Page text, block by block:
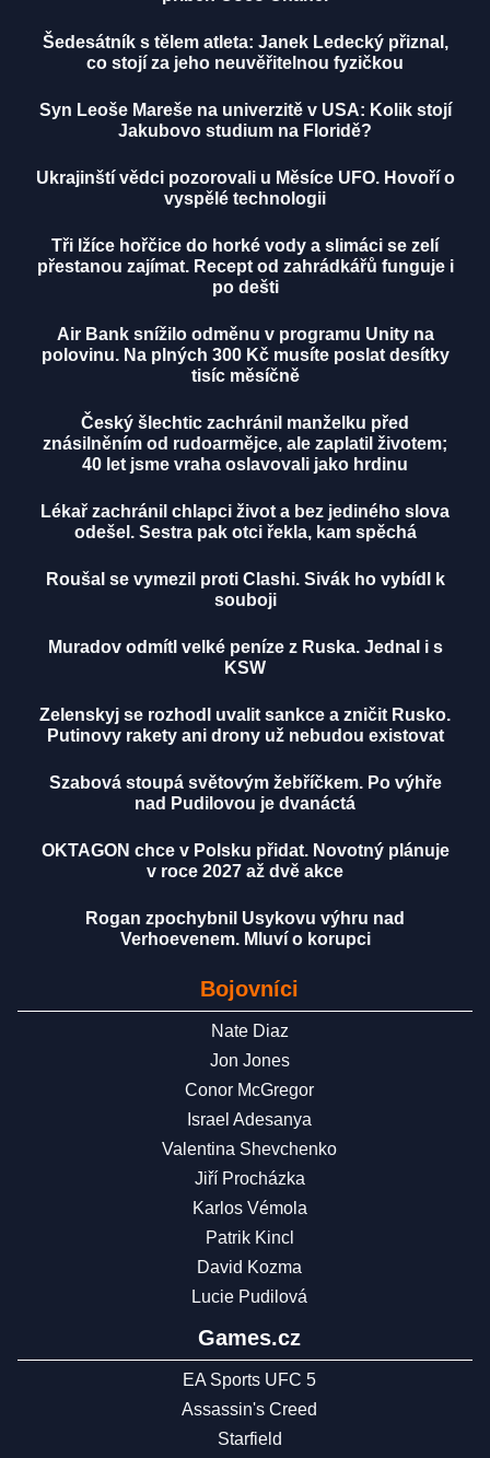
Šedesátník s tělem atleta: Janek Ledecký přiznal,
co stojí za jeho neuvěřitelnou fyzičkou
Syn Leoše Mareše na univerzitě v USA: Kolik stojí
Jakubovo studium na Floridě?
Ukrajinští vědci pozorovali u Měsíce UFO. Hovoří o
vyspělé technologii
Tři lžíce hořčice do horké vody a slimáci se zelí
přestanou zajímat. Recept od zahrádkářů funguje i
po dešti
Air Bank snížilo odměnu v programu Unity na
polovinu. Na plných 300 Kč musíte poslat desítky
tisíc měsíčně
Český šlechtic zachránil manželku před
znásilněním od rudoarmějce, ale zaplatil životem;
40 let jsme vraha oslavovali jako hrdinu
Lékař zachránil chlapci život a bez jediného slova
odešel. Sestra pak otci řekla, kam spěchá
Roušal se vymezil proti Clashi. Sivák ho vybídl k
souboji
Muradov odmítl velké peníze z Ruska. Jednal i s
KSW
Zelenskyj se rozhodl uvalit sankce a zničit Rusko.
Putinovy rakety ani drony už nebudou existovat
Szabová stoupá světovým žebříčkem. Po výhře
nad Pudilovou je dvanáctá
OKTAGON chce v Polsku přidat. Novotný plánuje
v roce 2027 až dvě akce
Rogan zpochybnil Usykovu výhru nad
Verhoevenem. Mluví o korupci
Bojovníci
Nate Diaz
Jon Jones
Conor McGregor
Israel Adesanya
Valentina Shevchenko
Jiří Procházka
Karlos Vémola
Patrik Kincl
David Kozma
Lucie Pudilová
Games.cz
EA Sports UFC 5
Assassin's Creed
Starfield